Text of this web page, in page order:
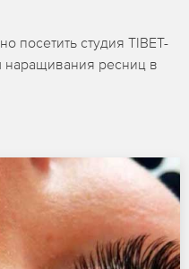
посетить студия TIBET-
наращивания ресниц в